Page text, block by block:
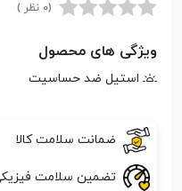
(0 نظر )
ویژگی های محصول
استیل ضد حساسیت
ضمانت سلامت کالا
تضمین سلامت